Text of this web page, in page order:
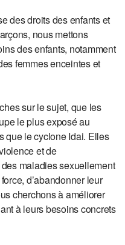
des droits des enfants et
nous mettons
des enfants, notamment
femmes enceintes et
sur le sujet, que les
le plus exposé au
que le cyclone Idai. Elles
et de
maladies sexuellement
d’abandonner leur
cherchons à améliorer
à leurs besoins concrets